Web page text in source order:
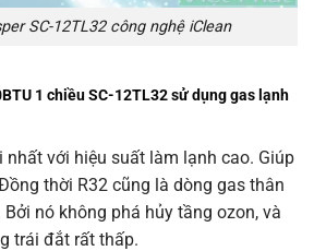
SC-12TL32 công nghệ iClean
1 chiều SC-12TL32 sử dụng gas lạnh
nhất với hiệu suất làm lạnh cao. Giúp
thời R32 cũng là dòng gas thân
nó không phá hủy tầng ozon, và
trái đắt rất thấp.